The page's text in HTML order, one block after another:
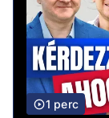
1 perc